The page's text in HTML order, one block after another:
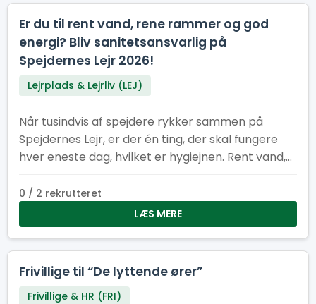
Er du til rent vand, rene rammer og god
energi? Bliv sanitetsansvarlig på
Spejdernes Lejr 2026!
Lejrplads & Lejrliv (LEJ)
Når tusindvis af spejdere rykker sammen på
Spejdernes Lejr, er der én ting, der skal fungere
hver eneste dag, hvilket er hygiejnen. Rent vand,
er helt afgørende for, at lejren kan køre rundt og
være et trygt og rart sted for alle
0 / 2 rekrutteret
LÆS MERE
Frivillige til “De lyttende ører”
Frivillige & HR (FRI)